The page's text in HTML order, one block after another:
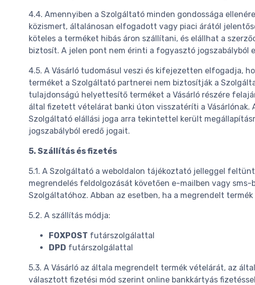
4.4. Amennyiben a Szolgáltató minden gondossága
közismert, általánosan elfogadott vagy piaci árától
köteles a terméket hibás áron szállítani, és elállhat a
biztosít. A jelen pont nem érinti a fogyasztó jogszabályból
4.5. A Vásárló tudomásul veszi és kifejezetten elfogadja,
terméket a Szolgáltató partnerei nem biztosítják a
tulajdonságú helyettesítő terméket a Vásárló részére
által fizetett vételárat banki úton visszatéríti a Vásárlónak.
Szolgáltató elállási joga arra tekintettel került
jogszabályból eredő jogait.
5. Szállítás és fizetés
5.1. A Szolgáltató a weboldalon tájékoztató jelleggel
megrendelés feldolgozását követően e-mailben vagy sms-
Szolgáltatóhoz. Abban az esetben, ha a megrendelt
5.2. A szállítás módja:
FOXPOST futárszolgálattal
DPD futárszolgálattal
5.3. A Vásárló az általa megrendelt termék vételárát, az
választott fizetési mód szerint online bankkártyás